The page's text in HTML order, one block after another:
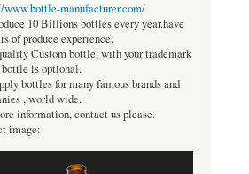
www.bottle-manufacturer.com/
10 Billions bottles every year.have
of produce experience.
Custom bottle, with your trademark
bottle is optional.
bottles for many famous brands and
, world wide.
information, contact us please.
image: